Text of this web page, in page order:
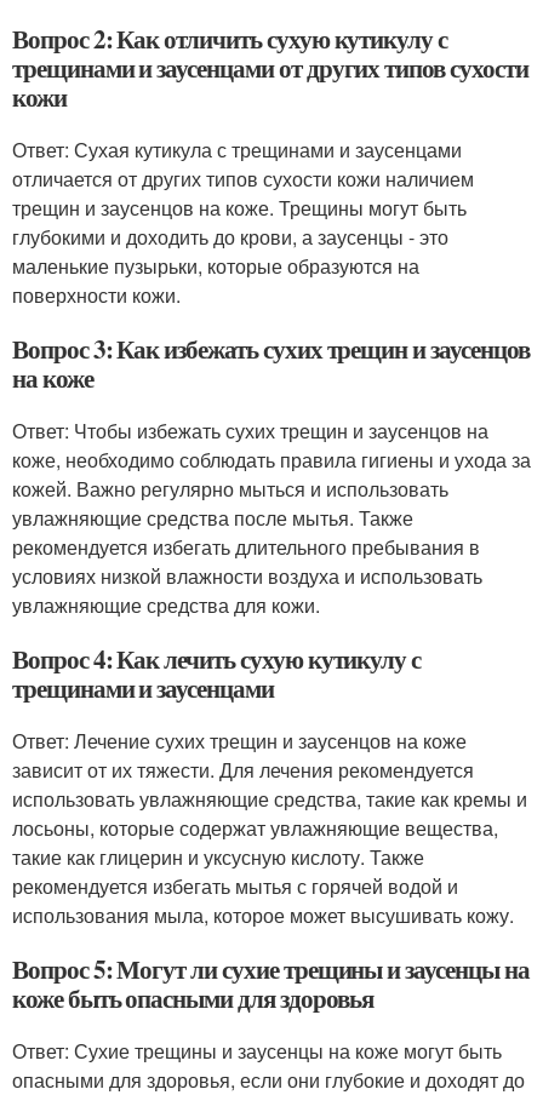
Вопрос 2: Как отличить сухую кутикулу с
трещинами и заусенцами от других типов сухости
кожи
Ответ: Сухая кутикула с трещинами и заусенцами
отличается от других типов сухости кожи наличием
трещин и заусенцов на коже. Трещины могут быть
глубокими и доходить до крови, а заусенцы - это
маленькие пузырьки, которые образуются на
поверхности кожи.
Вопрос 3: Как избежать сухих трещин и заусенцов
на коже
Ответ: Чтобы избежать сухих трещин и заусенцов на
коже, необходимо соблюдать правила гигиены и ухода за
кожей. Важно регулярно мыться и использовать
увлажняющие средства после мытья. Также
рекомендуется избегать длительного пребывания в
условиях низкой влажности воздуха и использовать
увлажняющие средства для кожи.
Вопрос 4: Как лечить сухую кутикулу с
трещинами и заусенцами
Ответ: Лечение сухих трещин и заусенцов на коже
зависит от их тяжести. Для лечения рекомендуется
использовать увлажняющие средства, такие как кремы и
лосьоны, которые содержат увлажняющие вещества,
такие как глицерин и уксусную кислоту. Также
рекомендуется избегать мытья с горячей водой и
использования мыла, которое может высушивать кожу.
Вопрос 5: Могут ли сухие трещины и заусенцы на
коже быть опасными для здоровья
Ответ: Сухие трещины и заусенцы на коже могут быть
опасными для здоровья, если они глубокие и доходят до